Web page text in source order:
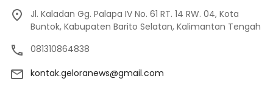
Jl. Kaladan Gg. Palapa IV No. 61 RT. 14 RW. 04, Kota
Buntok, Kabupaten Barito Selatan, Kalimantan Tengah
081310864838
kontak.geloranews@gmail.com